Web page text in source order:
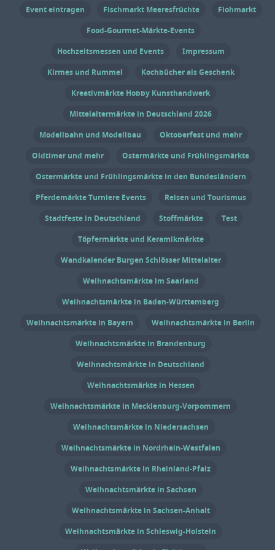
Bürgerbühnenprojekt „Sterngarten“ für
intensive Theaterabende. Bewegung und
außerdem der „Burghof Tango X“, die
Performance „Haltung“ und die
Benefizabschiedsgala ins Programm.
wird, ziehen die Burgfestspiele
vorübergehend auf den Vorplatz der Herz-
Jesu-Kirche – mitten in die Stadt, mitten
Termine und Öffnungszeiten
Burgfestspiele Mayen 2026 23. Mai bis 30.
August 2026 Eintritt Tickets kosten
Familienstück, 28 Euro für reguläre
Produktionen auf der Kleinen Bühne und
– abhängig von Wochentag und
Sitzplatzkategorie – bis zu 46 Euro für die
großen Inszenierungen. Ermäßigungen
sind für verschiedene Besuchergruppen
erhältlich. Weitere Informationen zu
Preisen und Ticketkauf […]
Event eintragen
Fischmarkt Meeresfrüchte
Flohmarkt
Food-Gourmet-Märkte-Events
Hochzeitsmessen und Events
Impressum
Kirmes und Rummel
Kochbücher als Geschenk
Kreativmärkte Hobby Kunsthandwerk
Mittelaltermärkte in Deutschland 2026
Modellbahn und Modellbau
Oktoberfest und mehr
Oldtimer und mehr
Ostermärkte und Frühlingsmärkte
Ostermärkte und Frühlingsmärkte in den Bundesländern
Pferdemärkte Turniere Events
Reisen und Tourismus
Stadtfeste in Deutschland
Stoffmärkte
Test
Töpfermärkte und Keramikmärkte
Wandkalender Burgen Schlösser Mittelalter
Weihnachtsmärkte im Saarland
Weihnachtsmärkte in Baden-Württemberg
Weihnachtsmärkte in Bayern
Weihnachtsmärkte in Berlin
Weihnachtsmärkte in Brandenburg
Weihnachtsmärkte in Deutschland
Weihnachtsmärkte in Hessen
Weihnachtsmärkte in Mecklenburg-Vorpommern
Weihnachtsmärkte in Niedersachsen
Weihnachtsmärkte in Nordrhein-Westfalen
Weihnachtsmärkte in Rheinland-Pfalz
Weihnachtsmärkte in Sachsen
Weihnachtsmärkte in Sachsen-Anhalt
Weihnachtsmärkte in Schleswig-Holstein